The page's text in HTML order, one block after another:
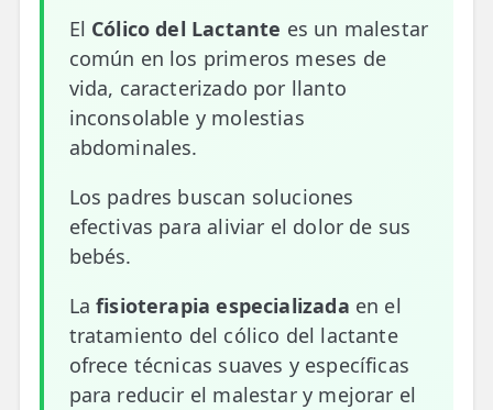
📍 Getafe
TIENDA
🛍️ Tienda Bonos
🎁 Tarjetas Regalo
🛒 Carrito
❤️ Ofertas
CONTACTO
☎️ 91 005 23 63
El Cólico del Lactante es un malestar
común en los primeros meses de
vida, caracterizado por llanto
inconsolable y molestias
abdominales.
Los padres buscan soluciones
efectivas para aliviar el dolor de sus
bebés.
Lafisioterapia especializada en el
tratamiento del cólico del lactante
ofrece técnicas suaves y específicas
para reducir el malestar y mejorar el